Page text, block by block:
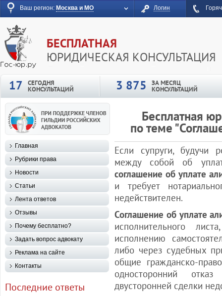
Ваш регион: Москва и МО Логин
БЕСПЛАТНАЯ
ЮРИДИЧЕСКАЯ КОНСУЛЬТАЦИЯ
17
СЕГОДНЯ
КОНСУЛЬТАЦИЙ 3 875 ЗА МЕСЯЦ
КОНСУЛЬТАЦИЙ
Бесплатная
по теме
Если супруги, будучи
между собой об
соглашение об уплате
и требует
недействителен.
Соглашение об уплате
исполнительного
исполнению
либо через судебных
общие гражданско-
односторонний
двусторонней сделки
Главная
Рубрики права
Новости
Статьи
Лента ответов
Отзывы
Почему бесплатно?
Задать вопрос адвокату
Реклама на сайте
Контакты
Последние ответы